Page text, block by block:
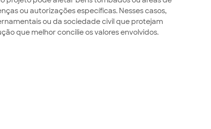
ou autorizações específicas. Nesses casos,
ou da sociedade civil que protejam
que melhor concilie os valores envolvidos.